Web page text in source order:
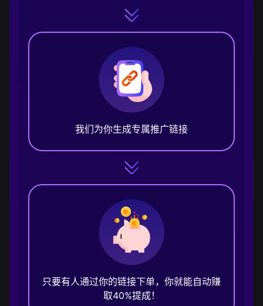
我们为你生成专属推广链接
只要有人通过你的链接下单，你就能自动赚
取40%提成！